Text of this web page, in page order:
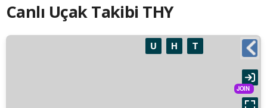
Canlı Uçak Takibi THY